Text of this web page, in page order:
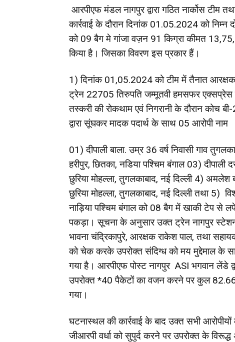
आरपीएफ मंडल नागपुर द्वारा गठित नार्कोस टीम
कार्रवाई के दौरान दिनांक 01.05.2024 को
को 09 बैग मे गांजा वज़न 91 किग्रा कीमत
किया है। जिसका विवरण इस प्रकार हैं।
1) दिनांक 01,05.2024 को टीम में तैनात
ट्रेन 22705 तिरुपति जम्मूतवी हमसफर एक्सप्रेस
तस्करी की रोकथाम एवं निगरानी के दौरान कोच
द्वारा सूंघकर मादक पदार्थ के साथ 05 आरोपी नाम
01) दीपाली बाला. उम्र 36 वर्ष निवासी गाव
हरीपुर, छितका, नडिया पश्चिम बंगाल 03)
छुरिया मोहल्ला, तुगलकाबाद, नई दिल्ली 4) अमलेश
छुरिया मोहल्ला, तुगलकाबाद, नई दिल्ली तथा 5)
नाड़िया पश्चिम बंगाल को 08 बैग में खाकी टेप से
पकड़ा। सूचना के अनुसार उक्त ट्रेन नागपुर स्टेशन
भावना चंद्रिकापुरे, आरक्षक राकेश पाल, तथा
को चेक करके उपरोक्त संदिग्ध को मय मुद्देमाल के
गया है। आरपीएफ पोस्ट नागपुर ASI भगवान लेंडे
उपरोक्त *40 पैकेटों का वजन करने पर कुल
गया।
घटनास्थल की कार्रवाई के बाद उक्त सभी
जीआरपी वर्धा को सुपुर्द करने पर उपरोक्त के